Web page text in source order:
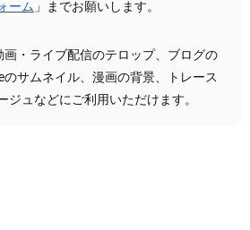
ーム 」までお願いします。
画・ライブ配信のテロップ、ブログの
のサムネイル、漫画の背景、トレース
ジュなどにご利用いただけます。